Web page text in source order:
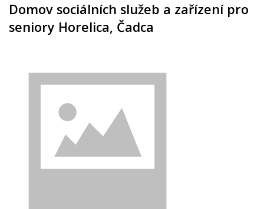
Domov sociálních služeb a zařízení pro
seniory Horelica, Čadca